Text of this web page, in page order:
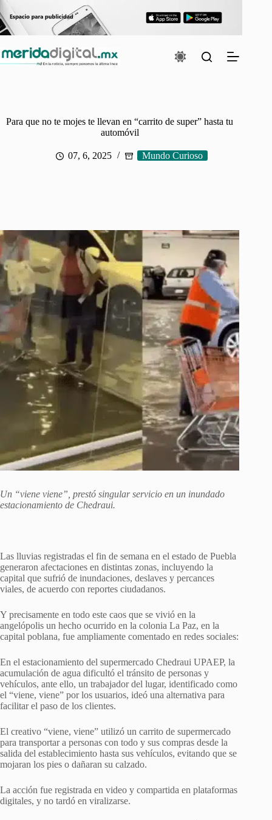
al
contenido
Para que no te mojes te llevan en “carrito de super” hasta tu
automóvil
07, 6, 2025 Mundo Curioso
Un “viene viene”, prestó singular servicio en un inundado
estacionamiento de Chedraui.
Las lluvias registradas el fin de semana en el estado de Puebla
generaron afectaciones en distintas zonas, incluyendo la
capital que sufrió de inundaciones, deslaves y percances
viales, de acuerdo con reportes ciudadanos.
Y precisamente en todo este caos que se vivió en la
angelópolis un hecho ocurrido en la colonia La Paz, en la
capital poblana, fue ampliamente comentado en redes sociales:
En el estacionamiento del supermercado Chedraui UPAEP, la
acumulación de agua dificultó el tránsito de personas y
vehículos, ante ello, un trabajador del lugar, identificado como
el “viene, viene” por los usuarios, ideó una alternativa para
facilitar el paso de los clientes.
El creativo “viene, viene” utilizó un carrito de supermercado
para transportar a personas con todo y sus compras desde la
salida del establecimiento hasta sus vehículos, evitando que se
mojaran los pies o dañaran su calzado.
La acción fue registrada en video y compartida en plataformas
digitales, y no tardó en viralizarse.